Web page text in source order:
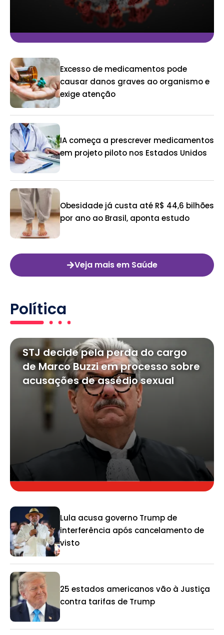
Excesso de medicamentos pode
causar danos graves ao organismo e
exige atenção
IA começa a prescrever medicamentos
em projeto piloto nos Estados Unidos
Obesidade já custa até R$ 44,6 bilhões
por ano ao Brasil, aponta estudo
Veja mais em Saúde
Política
STJ decide pela perda do cargo
de Marco Buzzi em processo sobre
acusações de assédio sexual
Lula acusa governo Trump de
interferência após cancelamento de
visto
25 estados americanos vão à Justiça
contra tarifas de Trump